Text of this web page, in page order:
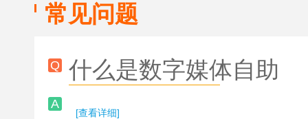
常见问题
Q 什么是数字媒体自助
A
[查看详细]